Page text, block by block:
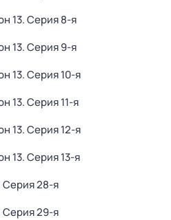
13. Серия 8-я
13. Серия 9-я
13. Серия 10-я
13. Серия 11-я
13. Серия 12-я
13. Серия 13-я
Серия 28-я
Серия 29-я